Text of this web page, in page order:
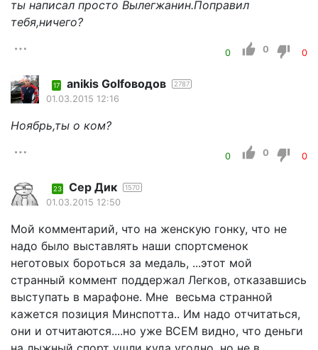
ты написал просто Вылегжанин.Поправил
тебя,ничего?
0 0 0
17 anikis Golfоводов 2787
01.03.2015 12:16
Ноябрь,ты о ком?
0 0 0
23 Сер Дик 1570
01.03.2015 12:50
Мой комментарий, что на женскую гонку, что не
надо было выставлять наши спортсменок
неготовых бороться за медаль, ...этот мой
странный коммент поддержал Легков, отказавшись
выступать в марафоне. Мне весьма странной
кажется позиция Минспотта.. Им надо отчитаться,
они и отчитаются....но уже ВСЕМ видно, что деньги